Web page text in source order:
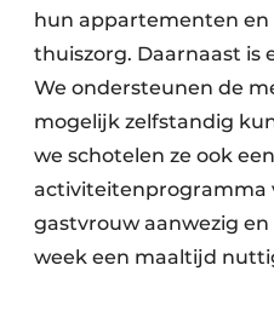
hun appartementen en
thuiszorg. Daarnaast is
We ondersteunen de
mogelijk zelfstandig
we schotelen ze ook een
activiteitenprogramma
gastvrouw aanwezig
week een maaltijd